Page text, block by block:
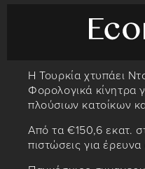
Η Τουρκία χτυπάει
Φορολογικά κίνητρα
πλούσιων κατοίκων
Από τα €150,6 εκατ.
πιστώσεις για